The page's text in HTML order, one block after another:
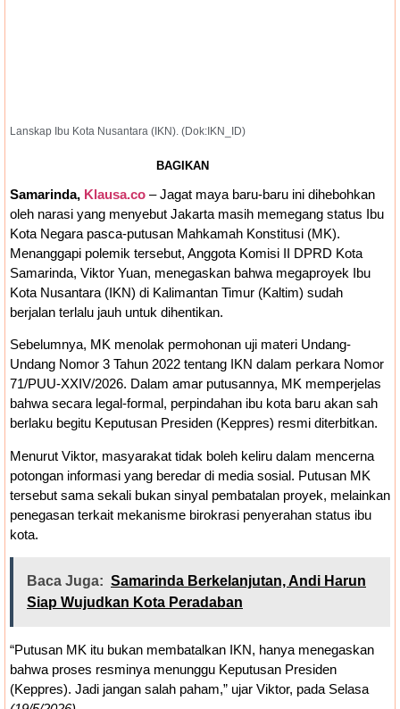
Lanskap Ibu Kota Nusantara (IKN). (Dok:IKN_ID)
BAGIKAN
Samarinda, Klausa.co – Jagat maya baru-baru ini dihebohkan
oleh narasi yang menyebut Jakarta masih memegang status Ibu
Kota Negara pasca-putusan Mahkamah Konstitusi (MK).
Menanggapi polemik tersebut, Anggota Komisi II DPRD Kota
Samarinda, Viktor Yuan, menegaskan bahwa megaproyek Ibu
Kota Nusantara (IKN) di Kalimantan Timur (Kaltim) sudah
berjalan terlalu jauh untuk dihentikan.
Sebelumnya, MK menolak permohonan uji materi Undang-
Undang Nomor 3 Tahun 2022 tentang IKN dalam perkara Nomor
71/PUU-XXIV/2026. Dalam amar putusannya, MK memperjelas
bahwa secara legal-formal, perpindahan ibu kota baru akan sah
berlaku begitu Keputusan Presiden (Keppres) resmi diterbitkan.
Menurut Viktor, masyarakat tidak boleh keliru dalam mencerna
potongan informasi yang beredar di media sosial. Putusan MK
tersebut sama sekali bukan sinyal pembatalan proyek, melainkan
penegasan terkait mekanisme birokrasi penyerahan status ibu
kota.
Baca Juga: Samarinda Berkelanjutan, Andi Harun
Siap Wujudkan Kota Peradaban
“Putusan MK itu bukan membatalkan IKN, hanya menegaskan
bahwa proses resminya menunggu Keputusan Presiden
(Keppres). Jadi jangan salah paham,” ujar Viktor, pada Selasa